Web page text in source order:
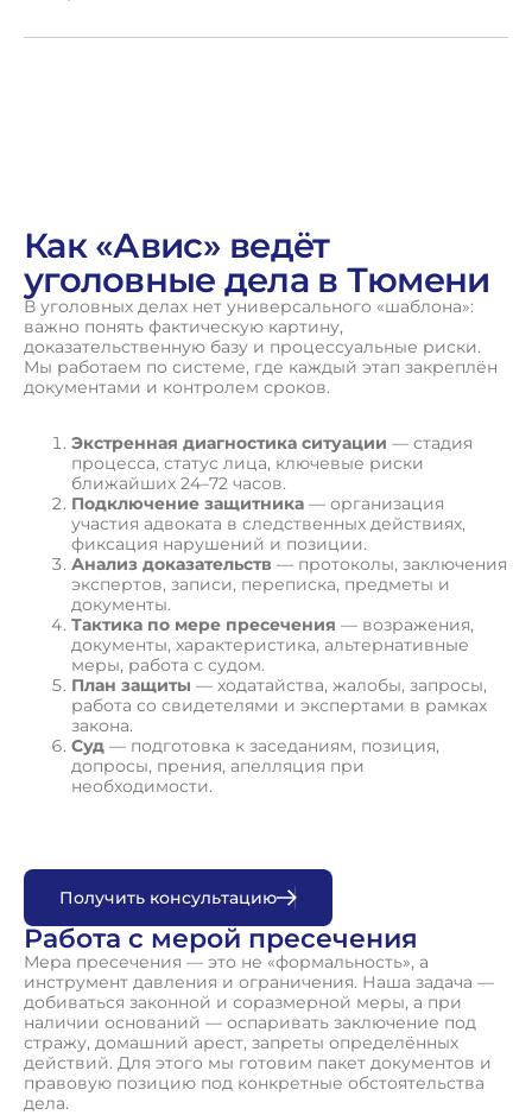
Как «Авис» ведёт
уголовные дела в Тюмени
В уголовных делах нет универсального «шаблона»:
важно понять фактическую картину,
доказательственную базу и процессуальные риски.
Мы работаем по системе, где каждый этап закреплён
документами и контролем сроков.
Экстренная диагностика ситуации — стадия
процесса, статус лица, ключевые риски
ближайших 24–72 часов.
Подключение защитника — организация
участия адвоката в следственных действиях,
фиксация нарушений и позиции.
Анализ доказательств — протоколы, заключения
экспертов, записи, переписка, предметы и
документы.
Тактика по мере пресечения — возражения,
документы, характеристика, альтернативные
меры, работа с судом.
План защиты — ходатайства, жалобы, запросы,
работа со свидетелями и экспертами в рамках
закона.
Суд — подготовка к заседаниям, позиция,
допросы, прения, апелляция при
необходимости.
Получить консультацию
Работа с мерой пресечения
Мера пресечения — это не «формальность», а
инструмент давления и ограничения. Наша задача —
добиваться законной и соразмерной меры, а при
наличии оснований — оспаривать заключение под
стражу, домашний арест, запреты определённых
действий. Для этого мы готовим пакет документов и
правовую позицию под конкретные обстоятельства
дела.